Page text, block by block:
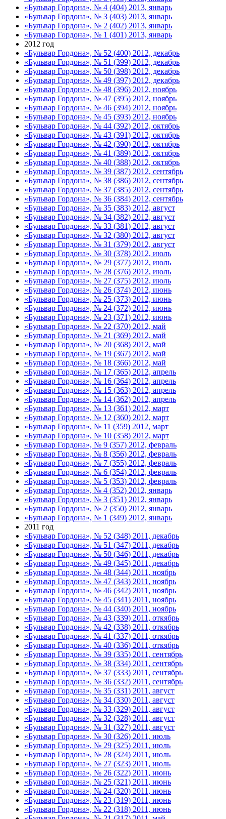
«Бульвар Гордона», № 4 (404) 2013, январь
«Бульвар Гордона», № 3 (403) 2013, январь
«Бульвар Гордона», № 2 (402) 2013, январь
«Бульвар Гордона», № 1 (401) 2013, январь
2012 год
«Бульвар Гордона», № 52 (400) 2012, декабрь
«Бульвар Гордона», № 51 (399) 2012, декабрь
«Бульвар Гордона», № 50 (398) 2012, декабрь
«Бульвар Гордона», № 49 (397) 2012, декабрь
«Бульвар Гордона», № 48 (396) 2012, ноябрь
«Бульвар Гордона», № 47 (395) 2012, ноябрь
«Бульвар Гордона», № 46 (394) 2012, ноябрь
«Бульвар Гордона», № 45 (393) 2012, ноябрь
«Бульвар Гордона», № 44 (392) 2012, октябрь
«Бульвар Гордона», № 43 (391) 2012, октябрь
«Бульвар Гордона», № 42 (390) 2012, октябрь
«Бульвар Гордона», № 41 (389) 2012, октябрь
«Бульвар Гордона», № 40 (388) 2012, октябрь
«Бульвар Гордона», № 39 (387) 2012, сентябрь
«Бульвар Гордона», № 38 (386) 2012, сентябрь
«Бульвар Гордона», № 37 (385) 2012, сентябрь
«Бульвар Гордона», № 36 (384) 2012, сентябрь
«Бульвар Гордона», № 35 (383) 2012, август
«Бульвар Гордона», № 34 (382) 2012, август
«Бульвар Гордона», № 33 (381) 2012, август
«Бульвар Гордона», № 32 (380) 2012, август
«Бульвар Гордона», № 31 (379) 2012, август
«Бульвар Гордона», № 30 (378) 2012, июль
«Бульвар Гордона», № 29 (377) 2012, июль
«Бульвар Гордона», № 28 (376) 2012, июль
«Бульвар Гордона», № 27 (375) 2012, июль
«Бульвар Гордона», № 26 (374) 2012, июнь
«Бульвар Гордона», № 25 (373) 2012, июнь
«Бульвар Гордона», № 24 (372) 2012, июнь
«Бульвар Гордона», № 23 (371) 2012, июнь
«Бульвар Гордона», № 22 (370) 2012, май
«Бульвар Гордона», № 21 (369) 2012, май
«Бульвар Гордона», № 20 (368) 2012, май
«Бульвар Гордона», № 19 (367) 2012, май
«Бульвар Гордона», № 18 (366) 2012, май
«Бульвар Гордона», № 17 (365) 2012, апрель
«Бульвар Гордона», № 16 (364) 2012, апрель
«Бульвар Гордона», № 15 (363) 2012, апрель
«Бульвар Гордона», № 14 (362) 2012, апрель
«Бульвар Гордона», № 13 (361) 2012, март
«Бульвар Гордона», № 12 (360) 2012, март
«Бульвар Гордона», № 11 (359) 2012, март
«Бульвар Гордона», № 10 (358) 2012, март
«Бульвар Гордона», № 9 (357) 2012, февраль
«Бульвар Гордона», № 8 (356) 2012, февраль
«Бульвар Гордона», № 7 (355) 2012, февраль
«Бульвар Гордона», № 6 (354) 2012, февраль
«Бульвар Гордона», № 5 (353) 2012, февраль
«Бульвар Гордона», № 4 (352) 2012, январь
«Бульвар Гордона», № 3 (351) 2012, январь
«Бульвар Гордона», № 2 (350) 2012, январь
«Бульвар Гордона», № 1 (349) 2012, январь
2011 год
«Бульвар Гордона», № 52 (348) 2011, декабрь
«Бульвар Гордона», № 51 (347) 2011, декабрь
«Бульвар Гордона», № 50 (346) 2011, декабрь
«Бульвар Гордона», № 49 (345) 2011, декабрь
«Бульвар Гордона», № 48 (344) 2011, ноябрь
«Бульвар Гордона», № 47 (343) 2011, ноябрь
«Бульвар Гордона», № 46 (342) 2011, ноябрь
«Бульвар Гордона», № 45 (341) 2011, ноябрь
«Бульвар Гордона», № 44 (340) 2011, ноябрь
«Бульвар Гордона», № 43 (339) 2011, откябрь
«Бульвар Гордона», № 42 (338) 2011, откябрь
«Бульвар Гордона», № 41 (337) 2011, откябрь
«Бульвар Гордона», № 40 (336) 2011, откябрь
«Бульвар Гордона», № 39 (335) 2011, сентябрь
«Бульвар Гордона», № 38 (334) 2011, сентябрь
«Бульвар Гордона», № 37 (333) 2011, сентябрь
«Бульвар Гордона», № 36 (332) 2011, сентябрь
«Бульвар Гордона», № 35 (331) 2011, август
«Бульвар Гордона», № 34 (330) 2011, август
«Бульвар Гордона», № 33 (329) 2011, август
«Бульвар Гордона», № 32 (328) 2011, август
«Бульвар Гордона», № 31 (327) 2011, август
«Бульвар Гордона», № 30 (326) 2011, июль
«Бульвар Гордона», № 29 (325) 2011, июль
«Бульвар Гордона», № 28 (324) 2011, июль
«Бульвар Гордона», № 27 (323) 2011, июль
«Бульвар Гордона», № 26 (322) 2011, июнь
«Бульвар Гордона», № 25 (321) 2011, июнь
«Бульвар Гордона», № 24 (320) 2011, июнь
«Бульвар Гордона», № 23 (319) 2011, июнь
«Бульвар Гордона», № 22 (318) 2011, июнь